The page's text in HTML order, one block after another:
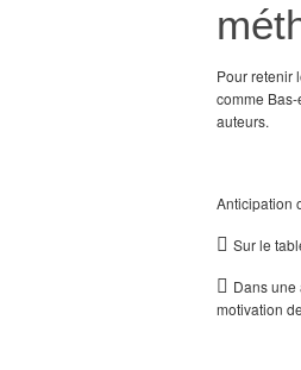
Pour retenir
comme
auteurs.
Anticipation
 Sur le
 Dans une
motivation